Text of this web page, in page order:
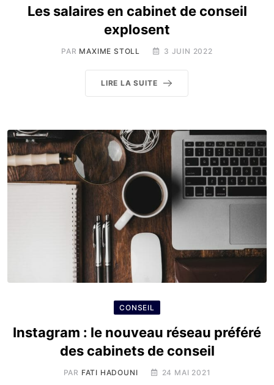
Les salaires en cabinet de conseil
explosent
PAR MAXIME STOLL 3 JUIN 2022
LIRE LA SUITE
CONSEIL
Instagram : le nouveau réseau préféré
des cabinets de conseil
PAR FATI HADOUNI 24 MAI 2021